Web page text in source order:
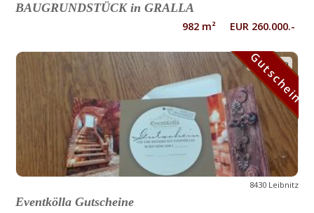
BAUGRUNDSTÜCK in GRALLA
982 m² EUR 260.000.-
Gutschein
8430 Leibnitz
Eventkölla Gutscheine
Gutschein